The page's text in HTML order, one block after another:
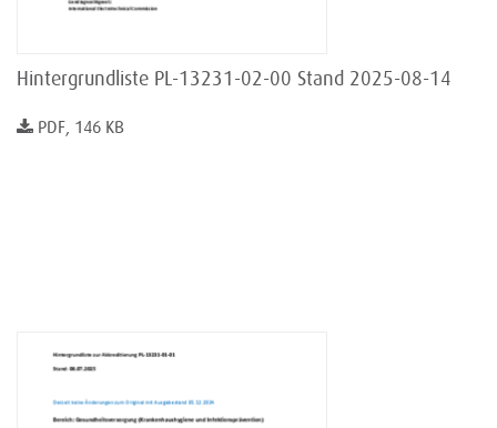
Hintergrundliste PL-13231-02-00 Stand 2025-08-14
PDF, 146 KB